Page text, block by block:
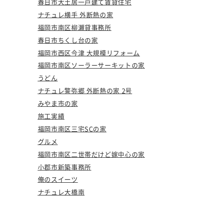
ナチュレ横手 外断熱の家
福岡市南区柳瀬貸事務所
春日市ちくし台の家
福岡市西区今津 大規模リフォーム
福岡市南区ソーラーサーキットの家
うどん
ナチュレ警弥郷 外断熱の家 2号
みやま市の家
施工実績
福岡市南区三宅SCの家
グルメ
福岡市南区二世帯だけど嫁中心の家
小郡市新築事務所
俺のスイーツ
ナチュレ大橋南